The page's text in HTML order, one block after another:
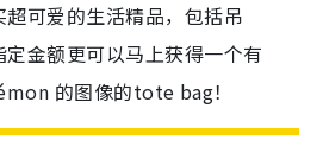
可爱的生活精品，包括吊
金额更可以马上获得一个有
的图像的tote bag！